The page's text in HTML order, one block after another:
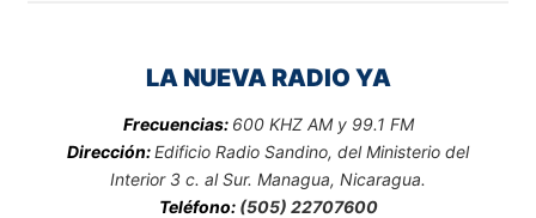
LA NUEVA RADIO YA
Frecuencias: 600 KHZ AM y 99.1 FM
Dirección:Edificio Radio Sandino, del Ministerio del
Interior 3 c. al Sur. Managua, Nicaragua.
Teléfono: (505) 22707600